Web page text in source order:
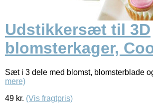
Udstikkersæt til 3D
blomsterkager,
Sæt i 3 dele med blomst, blomsterblade
mere)
49 kr. (Vis fragtpris)